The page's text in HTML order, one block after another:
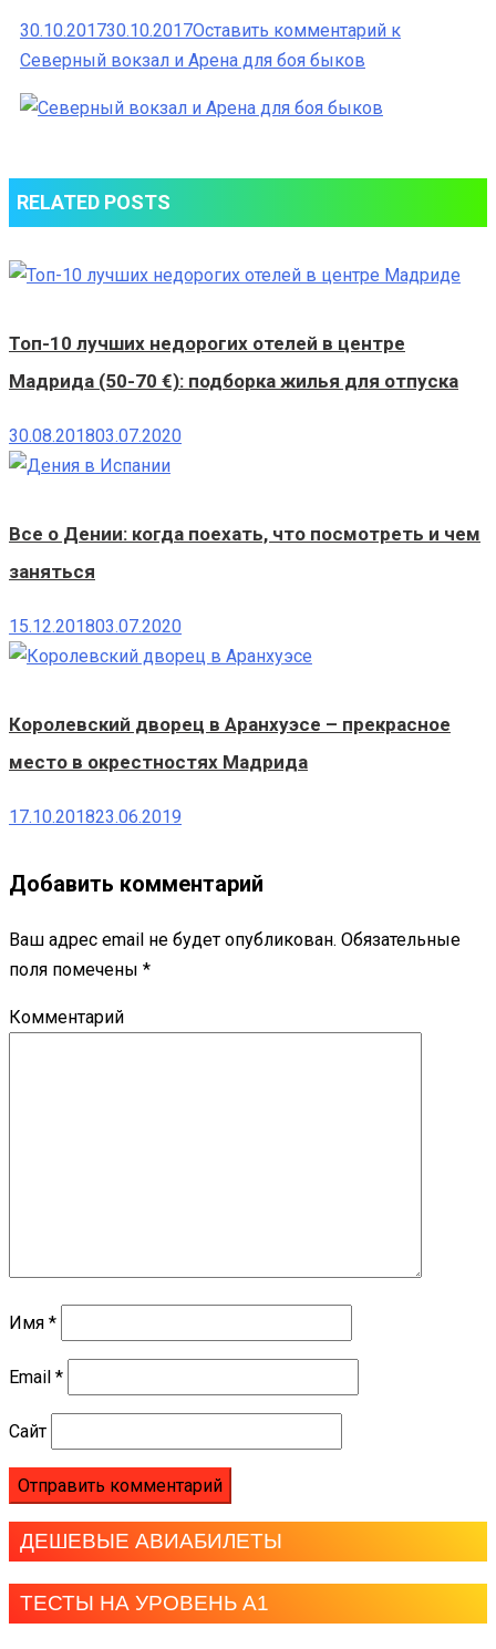
30.10.201730.10.2017Оставить комментарий к
Северный вокзал и Арена для боя быков
RELATED POSTS
Топ-10 лучших недорогих отелей в центре
Мадрида (50-70 €): подборка жилья для отпуска
30.08.201803.07.2020
Все о Дении: когда поехать, что посмотреть и чем
заняться
15.12.201803.07.2020
Королевский дворец в Аранхуэсе – прекрасное
место в окрестностях Мадрида
17.10.201823.06.2019
Добавить комментарий
Ваш адрес email не будет опубликован. Обязательные
поля помечены *
Комментарий
Имя *
Email *
Сайт
ДЕШЕВЫЕ АВИАБИЛЕТЫ
ТЕСТЫ НА УРОВЕНЬ А1